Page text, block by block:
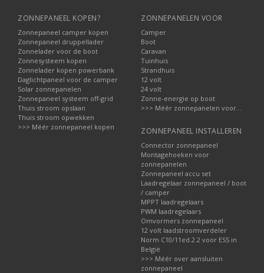
ZONNEPANEEL KOPEN?
Zonnepaneel camper kopen
Zonnepaneel druppellader
Zonnelader voor de boot
Zonnesysteem kopen
Zonnelader kopen powerbank
Daglichtpaneel voor de camper
Solar zonnepanelen
Zonnepaneel systeem off-grid
Thuis stroom opslaan
Thuis stroom opwekken
>>> Méér zonnepaneel kopen
ZONNEPANELEN VOOR
Camper
Boot
Caravan
Tuinhuis
Strandhuis
12 volt
24 volt
Zonne-energie op boot
>>> Méér zonnepanelen voor...
ZONNEPANEEL INSTALLEREN
Connector zonnepaneel
Montagehoeken voor
zonnepanelen
Zonnepaneel accu set
Laadregelaar zonnepaneel / boot
/ camper
MPPT laadregelaars
PWM laadregelaars
Omvormers zonnepaneel
12 volt laadstroomverdeler
Norm C10/11ed.2.2 voor ESS in
België
>>> Méér over aansluiten
zonnepaneel